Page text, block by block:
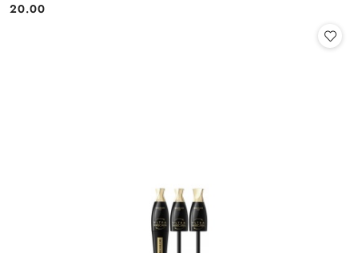
Cena:
20.00